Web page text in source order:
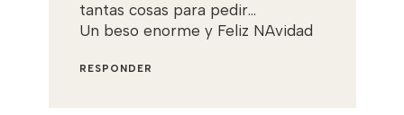
tantas cosas para pedir...
Un beso enorme y Feliz NAvidad
RESPONDER